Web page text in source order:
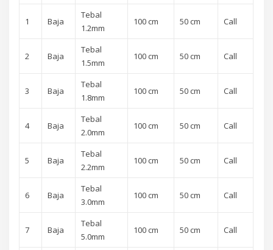
1 Baja
Tebal
1.2mm
100 cm 50 cm Call
2 Baja
Tebal
1.5mm
100 cm 50 cm Call
3 Baja
Tebal
1.8mm
100 cm 50 cm Call
4 Baja
Tebal
2.0mm
100 cm 50 cm Call
5 Baja
Tebal
2.2mm
100 cm 50 cm Call
6 Baja
Tebal
3.0mm
100 cm 50 cm Call
7 Baja
Tebal
5.0mm
100 cm 50 cm Call